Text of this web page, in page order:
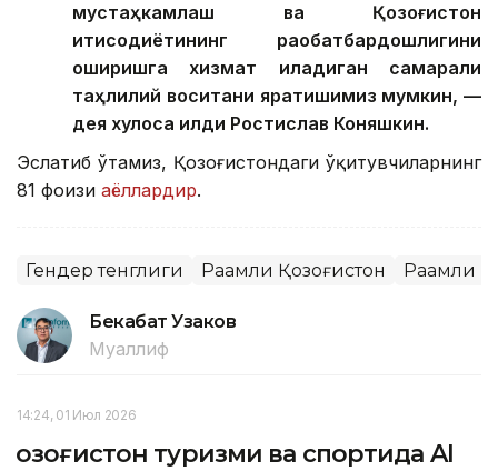
мустаҳкамлаш ва Қозоғистон
иқтисодиётининг рақобатбардошлигини
оширишга хизмат қиладиган самарали
таҳлилий воситани яратишимиз мумкин, —
дея хулоса қилди Ростислав Коняшкин.
Эслатиб ўтамиз, Қозоғистондаги ўқитувчиларнинг
81 фоизи аёллардир.
Гендер тенглиги Рақамли Қозоғистон Рақамли
Бекабат Узаков
Муаллиф
14:24, 01 Июл 2026
Қозоғистон туризми ва спортида AI